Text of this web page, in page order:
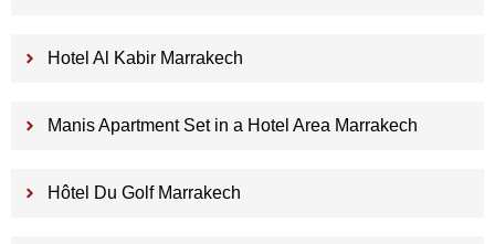
Hotel Al Kabir Marrakech
Manis Apartment Set in a Hotel Area Marrakech
Hôtel Du Golf Marrakech